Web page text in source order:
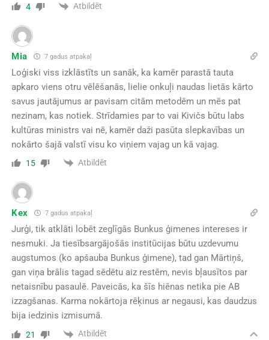
4 Atbildēt
Mia 7 gadus atpakaļ
Loģiski viss izklāstīts un sanāk, ka kamēr parastā tauta
apkaro viens otru vēlēšanās, lielie onkuļi naudas lietās kārto
savus jautājumus ar pavisam citām metodēm un mēs pat
nezinam, kas notiek. Strīdamies par to vai Kivičs būtu labs
kultūras ministrs vai nē, kamēr daži pasūta slepkavības un
nokārto šajā valstī visu ko viņiem vajag un kā vajag.
15 Atbildēt
Kex 7 gadus atpakaļ
Jurģi, tik atklāti lobēt zeglīgās Bunkus ģimenes intereses ir
nesmuki. Ja tiesībsargājošās institūcijas būtu uzdevumu
augstumos (ko apšauba Bunkus ģimene), tad gan Mārtiņš,
gan viņa brālis tagad sēdētu aiz restēm, nevis bļausītos par
netaisnību pasaulē. Paveicās, ka šīs hiēnas netika pie AB
izzagšanas. Karma nokārtoja rēķinus ar negausi, kas daudzus
bija iedzinis izmisumā.
21 Atbildēt